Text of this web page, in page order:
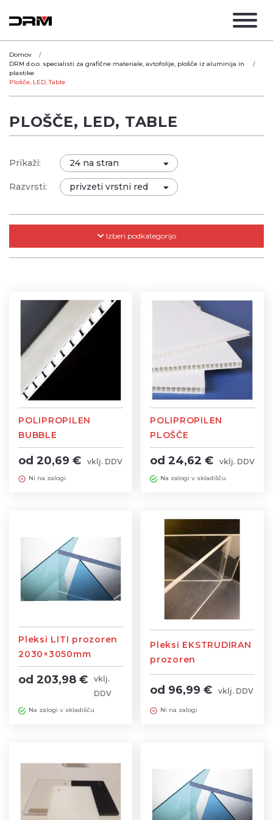
Domov
DRM d.o.o. specialisti za grafične materiale, avtofolije, plošče iz aluminija in
plastike
Plošče, LED, Table
PLOŠČE, LED, TABLE
Prikaži:
Razvrsti:
Izberi podkategorijo
POLIPROPILEN
BUBBLE
2050×3050mm
od 20,69 € vklj. DDV
Ni na zalogi
POLIPROPILEN
PLOŠČE
2050×3050mm
od 24,62 € vklj. DDV
Na zalogi v skladišču
Pleksi LITI prozoren
2030×3050mm
od 203,98 €
vklj.
DDV
Na zalogi v skladišču
Pleksi EKSTRUDIRAN
prozoren
2050×3050mm
od 96,99 € vklj. DDV
Ni na zalogi